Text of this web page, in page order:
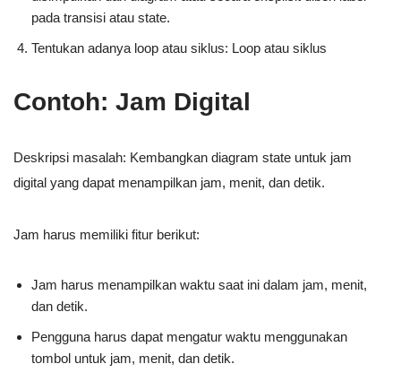
pada transisi atau state.
Tentukan adanya loop atau siklus: Loop atau siklus
Contoh: Jam Digital
Deskripsi masalah: Kembangkan diagram state untuk jam
digital yang dapat menampilkan jam, menit, dan detik.
Jam harus memiliki fitur berikut:
Jam harus menampilkan waktu saat ini dalam jam, menit,
dan detik.
Pengguna harus dapat mengatur waktu menggunakan
tombol untuk jam, menit, dan detik.